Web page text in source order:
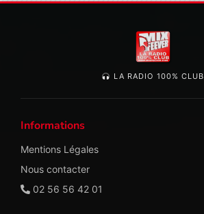
LA RADIO 100% CLUB
Informations
Mentions Légales
Nous contacter
02 56 56 42 01